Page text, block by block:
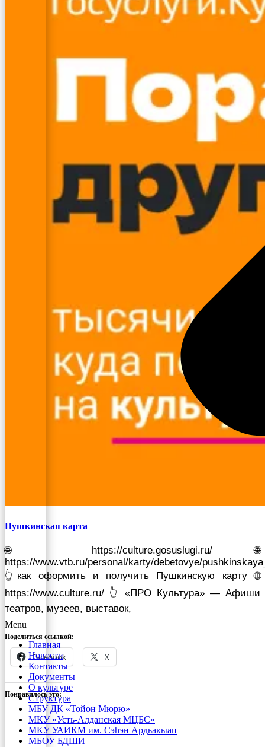
Menu
Главная
Новости
Контакты
Документы
О культуре
Структура
МБУ ДК «Тойон Мюрю»
МКУ «Усть-Алданская МЦБС»
МКУ УАИКМ им. Сэһэн Ардьакыап
МБОУ БДШИ
Пушкинская карта
🌐 https://culture.gosuslugi.ru/ 🌐
https://www.vtb.ru/personal/karty/debetovye/
👆как оформить и получить Пушкинскую карту 🌐
https://www.culture.ru/ 👆 «ПРО Культура» — Афиши
театров, музеев, выставок,
Поделиться ссылкой:
Facebook X
Понравилось это: